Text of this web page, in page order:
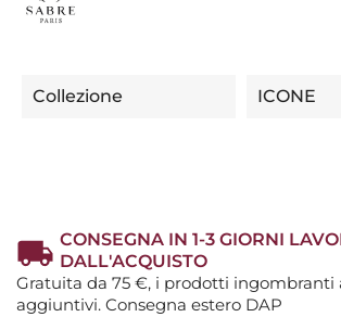
Collezione ICONE
CONSEGNA IN 1-3 GIORNI
DALL'ACQUISTO
Gratuita da 75 €, i prodotti ingombranti
aggiuntivi. Consegna estero DAP